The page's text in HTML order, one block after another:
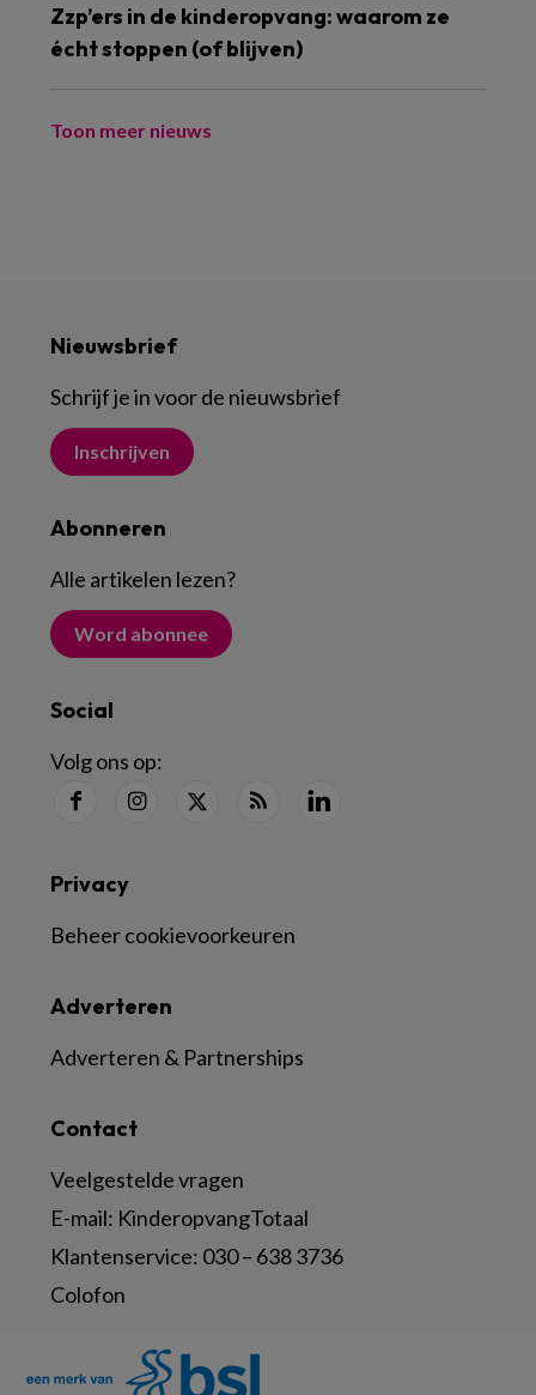
Zzp’ers in de kinderopvang: waarom ze
écht stoppen (of blijven)
Toon meer nieuws
Nieuwsbrief
Schrijf je in voor de nieuwsbrief
Inschrijven
Abonneren
Alle artikelen lezen?
Word abonnee
Social
Volg ons op:
Contact
Veelgestelde vragen
E-mail: KinderopvangTotaal
Klantenservice: 030 – 638 3736
Colofon
Adverteren
Adverteren & Partnerships
Privacy
Beheer cookievoorkeuren